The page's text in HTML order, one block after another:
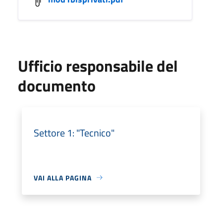
Ufficio responsabile del
documento
Settore 1: "Tecnico"
VAI ALLA PAGINA